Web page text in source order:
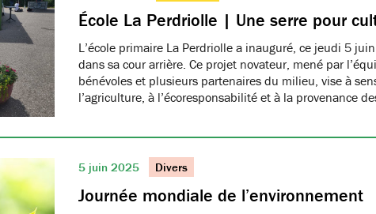
École La Perdriolle | Une serre pour
L’école primaire La Perdriolle a inauguré, ce jeudi 5
dans sa cour arrière. Ce projet novateur, mené par
bénévoles et plusieurs partenaires du milieu, vise à
l’agriculture, à l’écoresponsabilité et à la provenance
5 juin 2025 Divers
Journée mondiale de l’environnement